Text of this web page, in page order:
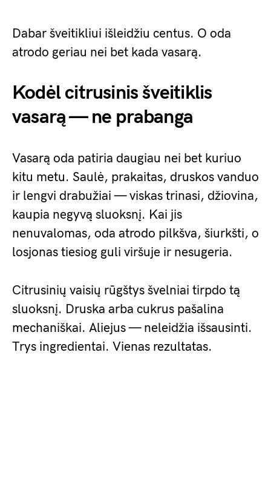
Dabar šveitikliui išleidžiu centus. O oda
atrodo geriau nei bet kada vasarą.
Kodėl citrusinis šveitiklis
vasarą — ne prabanga
Vasarą oda patiria daugiau nei bet kuriuo
kitu metu. Saulė, prakaitas, druskos vanduo
ir lengvi drabužiai — viskas trinasi, džiovina,
kaupia negyvą sluoksnį. Kai jis
nenuvalomas, oda atrodo pilkšva, šiurkšti, o
losjonas tiesiog guli viršuje ir nesugeria.
Citrusinių vaisių rūgštys švelniai tirpdo tą
sluoksnį. Druska arba cukrus pašalina
mechaniškai. Aliejus — neleidžia išsausinti.
Trys ingredientai. Vienas rezultatas.